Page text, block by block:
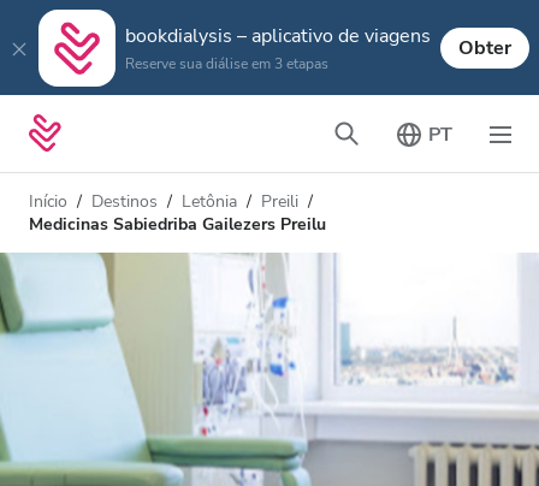
bookdialysis – aplicativo de viagens
Reserve sua diálise em 3 etapas
Obter
PT
Início Destinos Letônia
Preili
Medicinas Sabiedriba Gailezers Preilu